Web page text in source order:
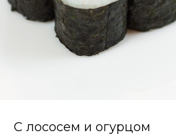
С лососем и огурцом